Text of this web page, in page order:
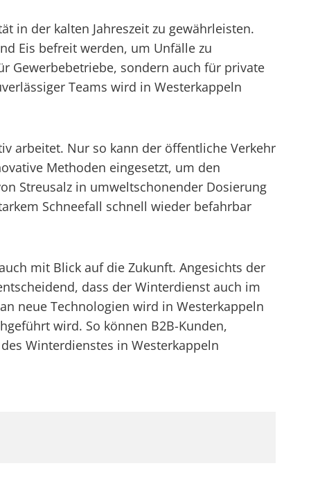
in der kalten Jahreszeit zu gewährleisten.
Eis befreit werden, um Unfälle zu
Gewerbebetriebe, sondern auch für private
Teams wird in Westerkappeln
arbeitet. Nur so kann der öffentliche Verkehr
Methoden eingesetzt, um den
Streusalz in umweltschonender Dosierung
Schneefall schnell wieder befahrbar
mit Blick auf die Zukunft. Angesichts der
dass der Winterdienst auch im
neue Technologien wird in Westerkappeln
wird. So können B2B-Kunden,
Winterdienstes in Westerkappeln